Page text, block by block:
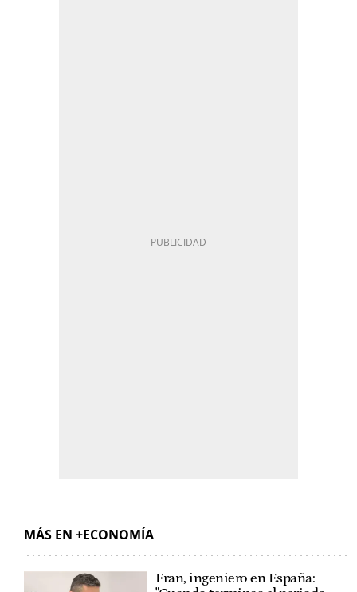
MÁS EN +ECONOMÍA
Fran, ingeniero en España: